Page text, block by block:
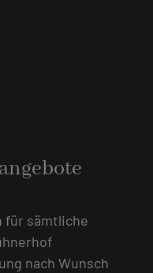
für sämtliche
nach Wunsch